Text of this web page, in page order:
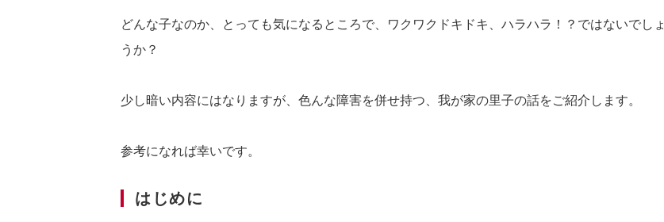
どんな子なのか、とっても気になるところで、ワクワクドキドキ、ハラハラ！？ではないでしょ
うか？
少し暗い内容にはなりますが、色んな障害を併せ持つ、我が家の里子の話をご紹介します。
参考になれば幸いです。
はじめに